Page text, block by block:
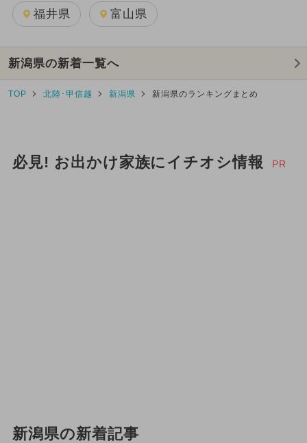
福井県 富山県
新潟県の新着一覧へ
TOP 北陸･甲信越 新潟県 新潟県のランキングまとめ
必見! お出かけ家族にイチオシ情報 PR
新潟県の新着記事